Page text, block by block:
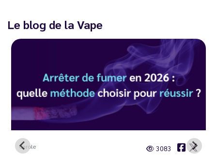
Le blog de la Vape
Carole 3083